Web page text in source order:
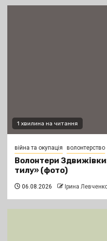
1 хвилина на читання
війна та окупація волонтерство
Волонтери
тилу» (фото)
06.08.2026 Ірина